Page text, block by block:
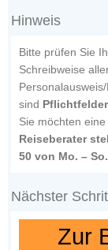
Hinweis
Bitte prüfen Sie
Schreibweise
sind
Sie möchten
Reiseberater
50 von Mo. –
Nächster
Zur